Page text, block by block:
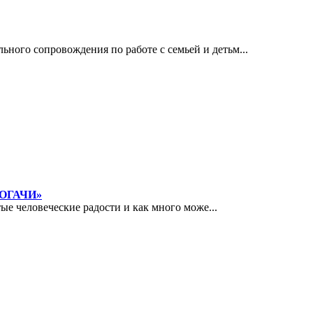
сопровождения по работе с семьей и детьм...
человеческие радости и как много може...